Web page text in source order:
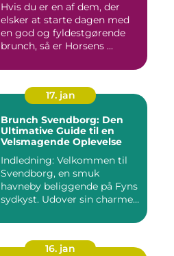
Hvis du er en af dem, der
elsker at starte dagen med
en god og fyldestgørende
brunch, så er Horsens ...
17. jan
Brunch Svendborg: Den
Ultimative Guide til en
Velsmagende Oplevelse
Indledning: Velkommen til
Svendborg, en smuk
havneby beliggende på Fyns
sydkyst. Udover sin charme
16. jan